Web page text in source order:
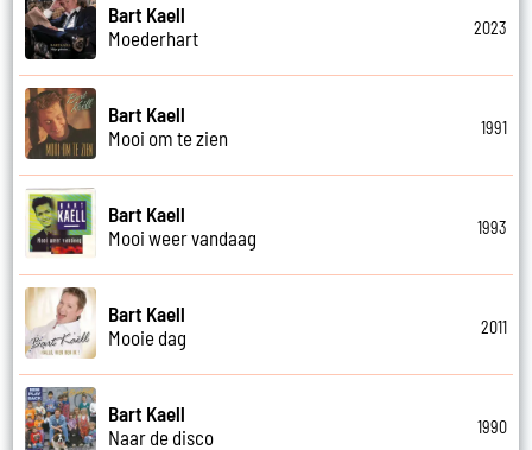
Bart Kaell
Moederhart
2023
Bart Kaell
Mooi om te zien
1991
Bart Kaell
Mooi weer vandaag
1993
Bart Kaell
Mooie dag
2011
Bart Kaell
Naar de disco
1990